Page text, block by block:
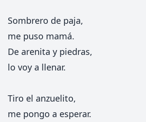
Sombrero de paja,
me puso mamá.
De arenita y piedras,
lo voy a llenar.
Tiro el anzuelito,
me pongo a esperar.